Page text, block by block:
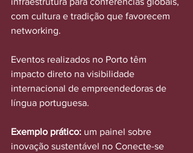
com cultura e tradição que favorecem
networking.
Eventos realizados no Porto têm
impacto direto na visibilidade
internacional de empreendedoras de
língua portuguesa.
Exemplo prático: um painel sobre
inovação sustentável no Conecte-se